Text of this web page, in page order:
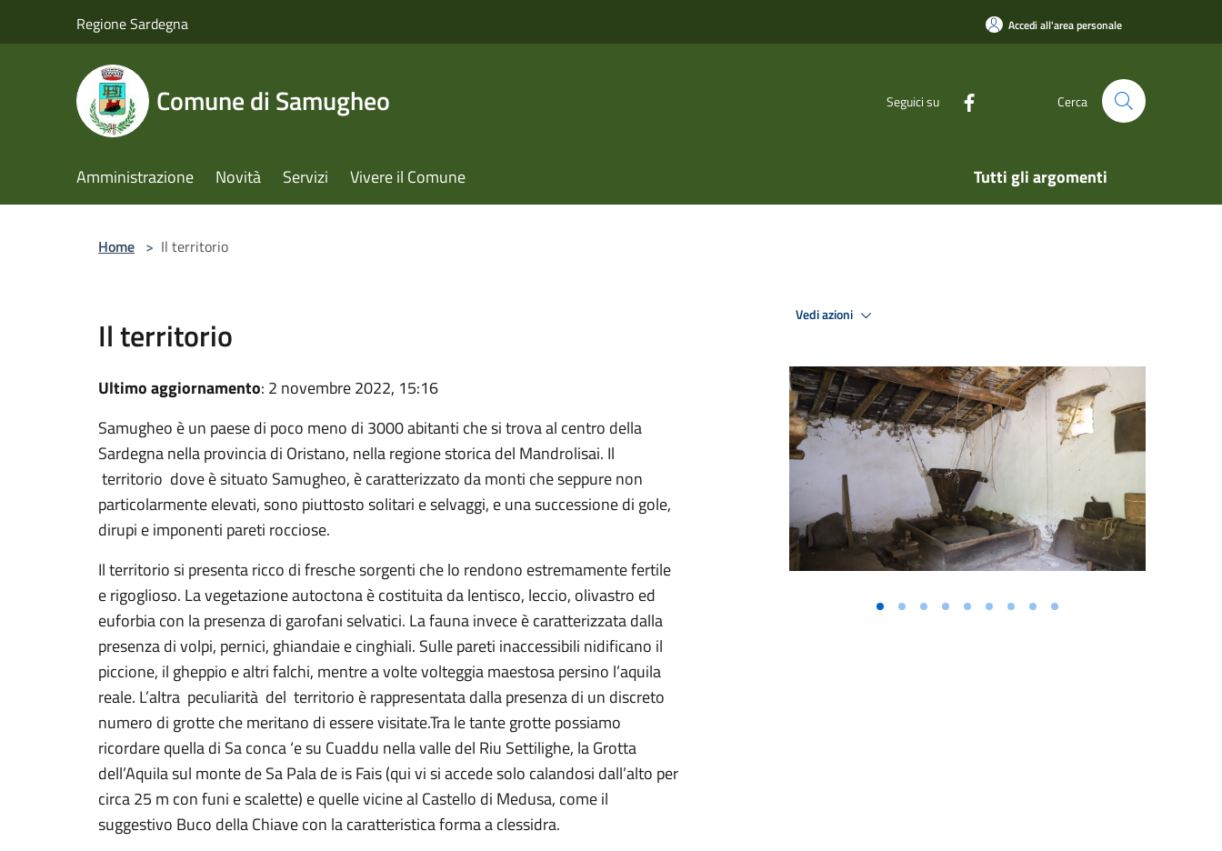
Regione Sardegna Accedi all'area personale
Comune di Samugheo Seguici su Cerca
Amministrazione Novità Servizi Vivere il Comune Tutti gli argomenti
Home > Il territorio
Il territorio
Ultimo aggiornamento: 2 novembre 2022, 15:16
Samugheo è un paese di poco meno di 3000 abitanti che si trova al centro della
Sardegna nella provincia di Oristano, nella regione storica del Mandrolisai. Il
territorio dove è situato Samugheo, è caratterizzato da monti che seppure non
particolarmente elevati, sono piuttosto solitari e selvaggi, e una successione di gole,
dirupi e imponenti pareti rocciose.
Il territorio si presenta ricco di fresche sorgenti che lo rendono estremamente fertile
e rigoglioso. La vegetazione autoctona è costituita da lentisco, leccio, olivastro ed
euforbia con la presenza di garofani selvatici. La fauna invece è caratterizzata dalla
presenza di volpi, pernici, ghiandaie e cinghiali. Sulle pareti inaccessibili nidificano il
piccione, il gheppio e altri falchi, mentre a volte volteggia maestosa persino l’aquila
reale. L’altra peculiarità del territorio è rappresentata dalla presenza di un discreto
numero di grotte che meritano di essere visitate.Tra le tante grotte possiamo
ricordare quella di Sa conca ‘e su Cuaddu nella valle del Riu Settilighe, la Grotta
dell’Aquila sul monte de Sa Pala de is Fais (qui vi si accede solo calandosi dall’alto per
circa 25 m con funi e scalette) e quelle vicine al Castello di Medusa, come il
suggestivo Buco della Chiave con la caratteristica forma a clessidra.
Vedi azioni